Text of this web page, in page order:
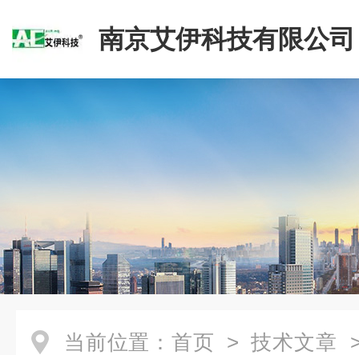
南京艾伊科技有限公司
当前位置： 首页 > 技术文章